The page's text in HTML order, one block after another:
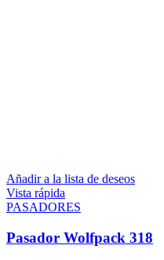
Añadir a la lista de deseos
Vista rápida
PASADORES
Pasador Wolfpack 318